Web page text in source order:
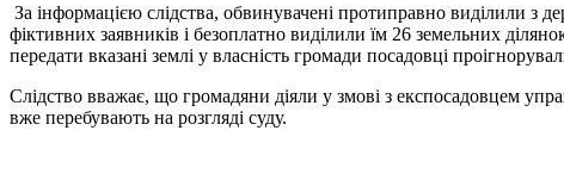
За інформацією слідства, обвинувачені протиправно виділили з
фіктивних заявників і безоплатно виділили їм 26 земельних
передати вказані землі у власність громади посадовці
Слідство вважає, що громадяни діяли у змові з експосадовцем
вже перебувають на розгляді суду.